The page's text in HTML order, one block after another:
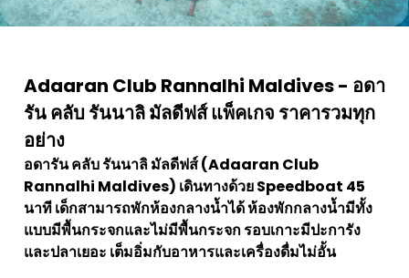
Adaaran Club Rannalhi Maldives - อดา
รัน คลับ รันนาลิ มัลดีฟส์ แพ็คเกจ ราคารวมทุก
อย่าง
อดารัน คลับ รันนาลิ มัลดีฟส์ (Adaaran Club
Rannalhi Maldives) เดินทางด้วย Speedboat 45
นาที เด็กสามารถพักห้องกลางน้ำได้ ห้องพักกลางน้ำมีทั้ง
แบบมีพื้นกระจกและไม่มีพื้นกระจก รอบเกาะมีปะการัง
และปลาเยอะ เต็มอิ่มกับอาหารและเครื่องดื่มไม่อั้น